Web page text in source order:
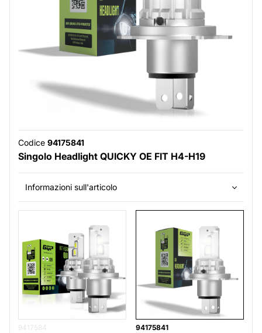
Codice 94175841
Singolo Headlight QUICKY OE FIT H4-H19
Informazioni sull'articolo
9417584
94175841